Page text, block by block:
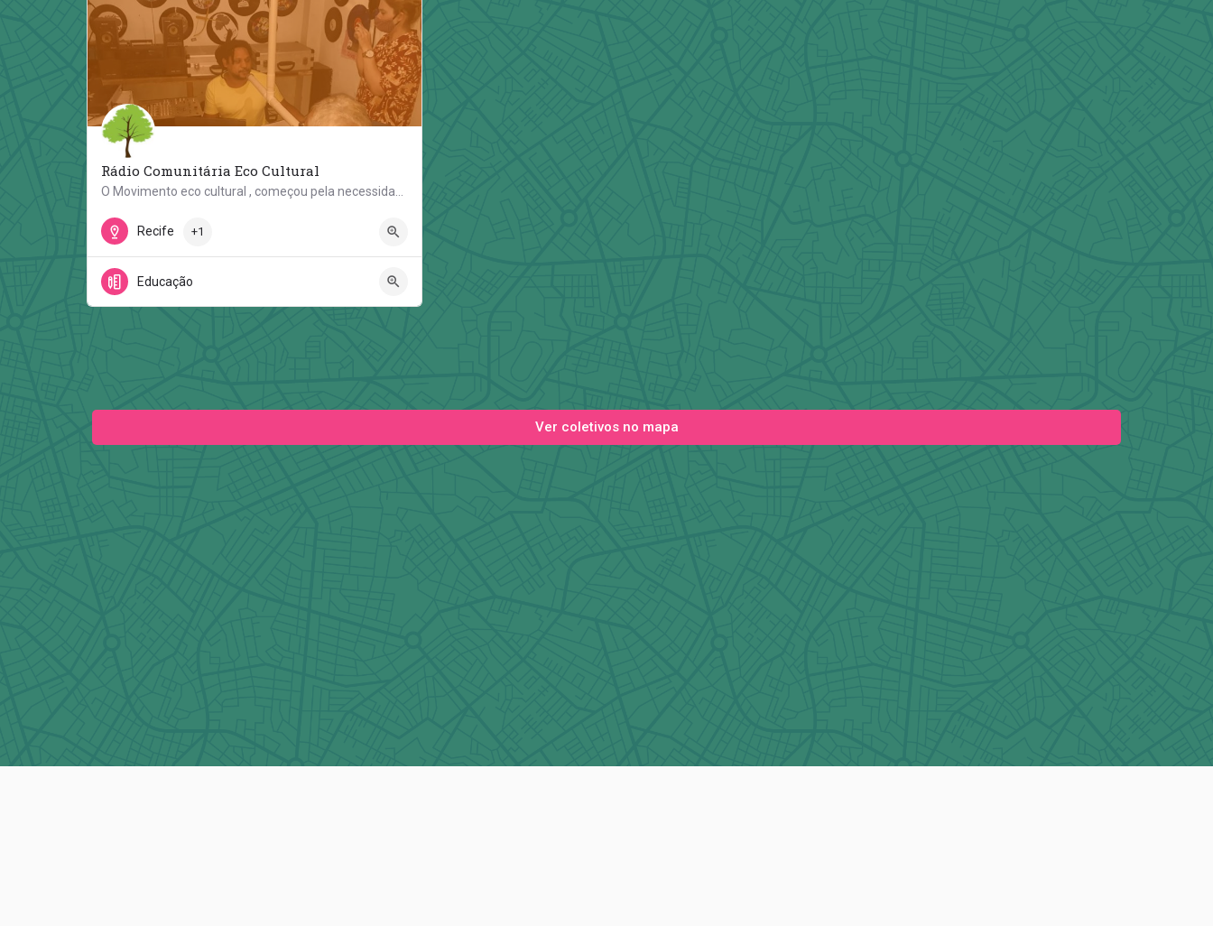
Rádio Comunitária Eco Cultural
Primeira travessa da avenida Aníbal benévolo. Água Fria
Recife +1
Educação
Ver coletivos no mapa